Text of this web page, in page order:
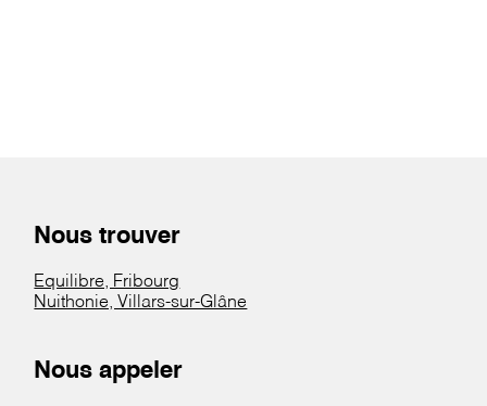
Nous trouver
Equilibre, Fribourg
Nuithonie, Villars-sur-Glâne
Nous appeler